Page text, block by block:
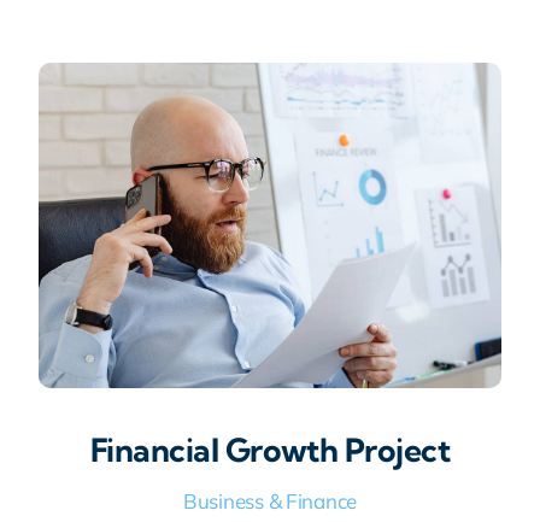
Financial Growth Project
Business & Finance